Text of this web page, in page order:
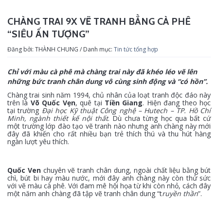
CHÀNG TRAI 9X VẼ TRANH BẰNG CÀ PHÊ
“SIÊU ẤN TƯỢNG”
Đăng bởi: THÀNH CHUNG / Danh mục: Tin tức tổng hợp
Chỉ với màu cà phê mà chàng trai này đã khéo léo vẽ lên
những bức tranh chân dung vô cùng sinh động và “có hồn”.
Chàng trai sinh năm 1994, chủ nhân của loạt tranh độc đáo này
trên là Võ Quốc Vẹn, quê tại Tiền Giang. Hiện đang theo học
tại trường Đại học Kỹ thuật Công nghệ – Hutech – TP. Hồ Chí
Minh, ngành thiết kế nội thất. Dù chưa từng học qua bất cứ
một trường lớp đào tạo vẽ tranh nào nhưng anh chàng này mới
đây đã khiến cho rất nhiều bạn trẻ thích thú và thu hút hàng
ngàn lượt yêu thích.
Quốc Ven chuyên vẽ tranh chân dung, ngoài chất liệu bằng bút
chì, bút bi hay màu nước, mới đây anh chàng này còn thử sức
với vẽ màu cà phê. Với đam mê hội họa từ khi còn nhỏ, cách đây
một năm anh chàng đã tập vẽ tranh chân dung “truyền thần”.